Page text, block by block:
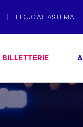
FIDUCIAL ASTERIA
BILLETTERIE